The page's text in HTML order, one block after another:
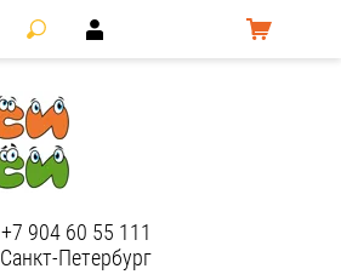
+7 904 60 55 111
Санкт-Петербург